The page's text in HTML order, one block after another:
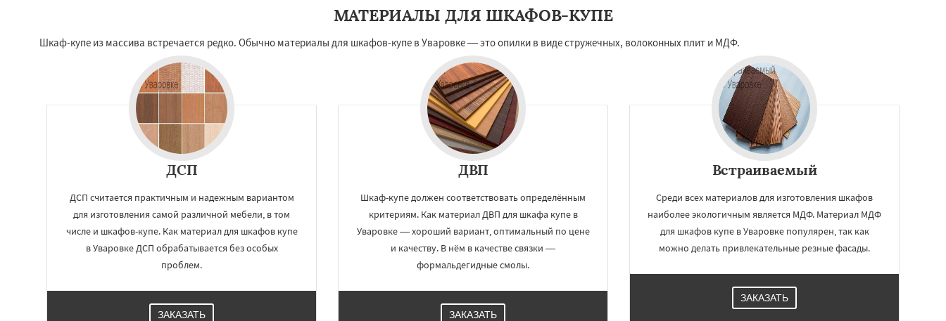
Фосфоритный
Фряново
Черусти Шаховская
МАТЕРИАЛЫ ДЛЯ ШКАФОВ-КУПЕ
Шкаф-купе из массива встречается редко. Обычно материалы для шкафов-купе в Уваровке — это опилки в виде стружечных, волоконных плит и МДФ.
ДСП
ДСП считается практичным и надежным вариантом
для изготовления самой различной мебели, в том
числе и шкафов-купе. Как материал для шкафов купе
в Уваровке ДСП обрабатывается без особых
проблем.
ЗАКАЗАТЬ
ДВП
Шкаф-купе должен соответствовать определённым
критериям. Как материал ДВП для шкафа купе в
Уваровке — хороший вариант, оптимальный по цене
и качеству. В нём в качестве связки —
формальдегидные смолы.
ЗАКАЗАТЬ
Встраиваемый
Среди всех материалов для изготовления шкафов
наиболее экологичным является МДФ. Материал МДФ
для шкафов купе в Уваровке популярен, так как
можно делать привлекательные резные фасады.
ЗАКАЗАТЬ
Даю согласие на обработку персональных данных